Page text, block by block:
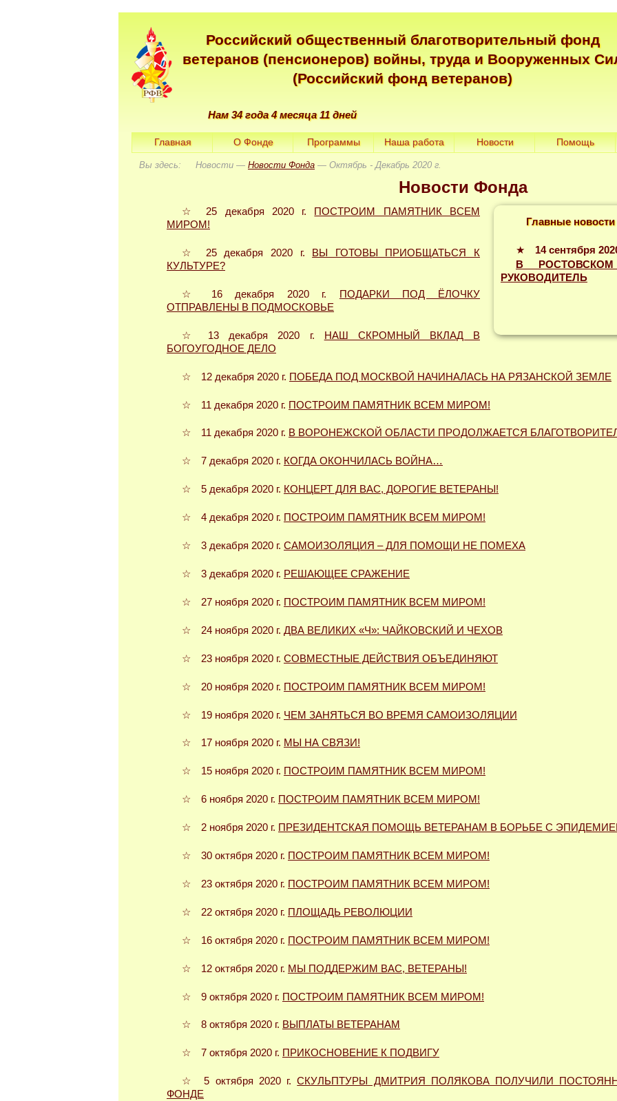
Российский общественный благотворительный фонд
ветеранов (пенсионеров) войны, труда и Вооруженных
(Российский фонд ветеранов)
Нам 34 года 4 месяца 11 дней
Главная О Фонде Программы Наша работа Новости Помощь
Вы здесь: Новости — Новости Фонда — Октябрь - Декабрь 2020 г.
Новости Фонда
Главные новости
★ 14 сентября
В
РУКОВОДИТЕЛЬ
☆ 25 декабря 2020 г. ПОСТРОИМ ПАМЯТНИК ВСЕМ
МИРОМ!
☆ 25 декабря 2020 г.
ВЫ ГОТОВЫ ПРИОБЩАТЬСЯ К
КУЛЬТУРЕ?
☆ 16 декабря 2020 г.
ПОДАРКИ ПОД ЁЛОЧКУ
ОТПРАВЛЕНЫ В ПОДМОСКОВЬЕ
☆ 13 декабря 2020 г.
НАШ СКРОМНЫЙ ВКЛАД В
БОГОУГОДНОЕ ДЕЛО
☆ 12 декабря 2020 г. ПОБЕДА ПОД МОСКВОЙ НАЧИНАЛАСЬ НА РЯЗАНСКОЙ ЗЕМЛЕ
☆ 11 декабря 2020 г. ПОСТРОИМ ПАМЯТНИК ВСЕМ МИРОМ!
☆ 11 декабря 2020 г. В ВОРОНЕЖСКОЙ ОБЛАСТИ ПРОДОЛЖАЕТСЯ
☆ 7 декабря 2020 г. КОГДА ОКОНЧИЛАСЬ ВОЙНА…
☆ 5 декабря 2020 г. КОНЦЕРТ ДЛЯ ВАС, ДОРОГИЕ ВЕТЕРАНЫ!
☆ 4 декабря 2020 г. ПОСТРОИМ ПАМЯТНИК ВСЕМ МИРОМ!
☆ 3 декабря 2020 г. САМОИЗОЛЯЦИЯ – ДЛЯ ПОМОЩИ НЕ ПОМЕХА
☆ 3 декабря 2020 г. РЕШАЮЩЕЕ СРАЖЕНИЕ
☆ 27 ноября 2020 г. ПОСТРОИМ ПАМЯТНИК ВСЕМ МИРОМ!
☆ 24 ноября 2020 г. ДВА ВЕЛИКИХ «Ч»: ЧАЙКОВСКИЙ И ЧЕХОВ
☆ 23 ноября 2020 г. СОВМЕСТНЫЕ ДЕЙСТВИЯ ОБЪЕДИНЯЮТ
☆ 20 ноября 2020 г. ПОСТРОИМ ПАМЯТНИК ВСЕМ МИРОМ!
☆ 19 ноября 2020 г. ЧЕМ ЗАНЯТЬСЯ ВО ВРЕМЯ САМОИЗОЛЯЦИИ
☆ 17 ноября 2020 г. МЫ НА СВЯЗИ!
☆ 15 ноября 2020 г. ПОСТРОИМ ПАМЯТНИК ВСЕМ МИРОМ!
☆ 6 ноября 2020 г. ПОСТРОИМ ПАМЯТНИК ВСЕМ МИРОМ!
☆ 2 ноября 2020 г. ПРЕЗИДЕНТСКАЯ ПОМОЩЬ ВЕТЕРАНАМ В БОРЬБЕ С
☆ 30 октября 2020 г. ПОСТРОИМ ПАМЯТНИК ВСЕМ МИРОМ!
☆ 23 октября 2020 г. ПОСТРОИМ ПАМЯТНИК ВСЕМ МИРОМ!
☆ 22 октября 2020 г. ПЛОЩАДЬ РЕВОЛЮЦИИ
☆ 16 октября 2020 г. ПОСТРОИМ ПАМЯТНИК ВСЕМ МИРОМ!
☆ 12 октября 2020 г. МЫ ПОДДЕРЖИМ ВАС, ВЕТЕРАНЫ!
☆ 9 октября 2020 г. ПОСТРОИМ ПАМЯТНИК ВСЕМ МИРОМ!
☆ 8 октября 2020 г. ВЫПЛАТЫ ВЕТЕРАНАМ
☆ 7 октября 2020 г. ПРИКОСНОВЕНИЕ К ПОДВИГУ
☆ 5 октября 2020 г.СКУЛЬПТУРЫ ДМИТРИЯ ПОЛЯКОВА ПОЛУЧИЛИ
ФОНДЕ